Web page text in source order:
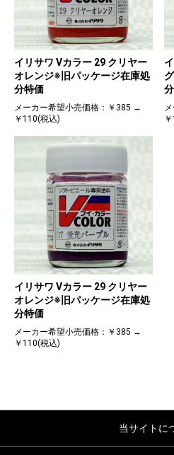
イリサワ Vカラー 29 クリヤー
オレンジ※旧パッケージ在庫処
分特価
メーカー希望小売価格：￥385 →
￥110(税込)
イリサワ Vカラー 29 クリヤー
オレンジ※旧パッケージ在庫処
分特価
メーカー希望小売価格：￥385 →
￥110(税込)
当サイトに